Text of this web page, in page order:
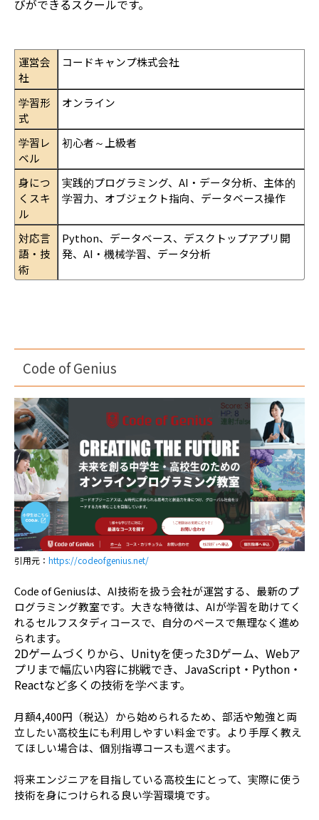
びができるスクールです。
運営会
社
コードキャンプ株式会社
学習形
式
オンライン
学習レ
ベル
初心者～上級者
身につ
くスキ
ル
実践的プログラミング、AI・データ分析、主体的
学習力、オブジェクト指向、データベース操作
対応言
語・技
術
Python、データベース、デスクトップアプリ開
発、AI・機械学習、データ分析
Code of Genius
引用元： https://codeofgenius.net/
Code of Geniusは、AI技術を扱う会社が運営する、最新のプ
ログラミング教室です。大きな特徴は、AIが学習を助けてく
れるセルフスタディコースで、自分のペースで無理なく進め
られます。
2Dゲームづくりから、Unityを使った3Dゲーム、Webア
プリまで幅広い内容に挑戦でき、JavaScript・Python・
Reactなど多くの技術を学べます。
月額4,400円（税込）から始められるため、部活や勉強と両
立したい高校生にも利用しやすい料金です。より手厚く教え
てほしい場合は、個別指導コースも選べます。
将来エンジニアを目指している高校生にとって、実際に使う
技術を身につけられる良い学習環境です。